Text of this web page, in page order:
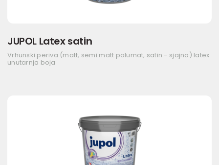
JUPOL Latex satin
Vrhunski periva (matt, semi matt polumat, satin - sjajna) latex
unutarnja boja